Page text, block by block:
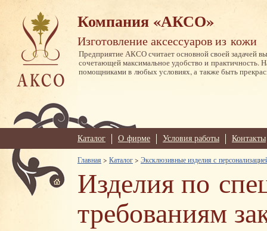
Компания «АКСО»
Изготовление аксессуаров из кожи
Предприятие АКСО считает основной своей задачей
сочетающей максимальное удобство и практичность.
помощниками в любых условиях, а также быть
Каталог О фирме Условия работы Контакты
Главная > Каталог> Эксклюзивные изделия с
Изделия по
требованиям